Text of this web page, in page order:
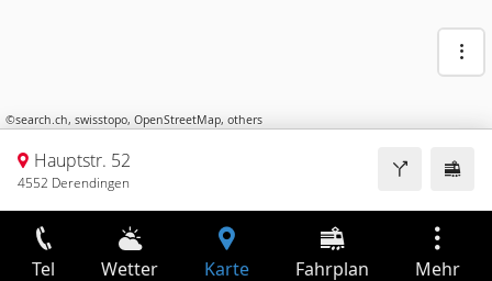
©search.ch, swisstopo, OpenStreetMap, others
Hauptstr. 52
4552 Derendingen
Tel Wetter Karte Fahrplan Mehr